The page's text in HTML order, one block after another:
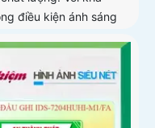
điều kiện ánh sáng